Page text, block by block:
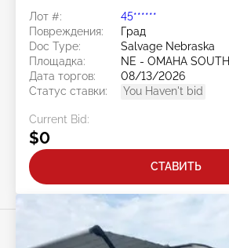
Лот #:
45******
Повреждения:
Град
Doc Type:
Salvage Nebraska
Площадка:
NE - OMAHA SOUTH
Дата торгов:
08/13/2026
Статус ставки:
You Haven't bid
Current Bid:
$0
СТАВИТЬ